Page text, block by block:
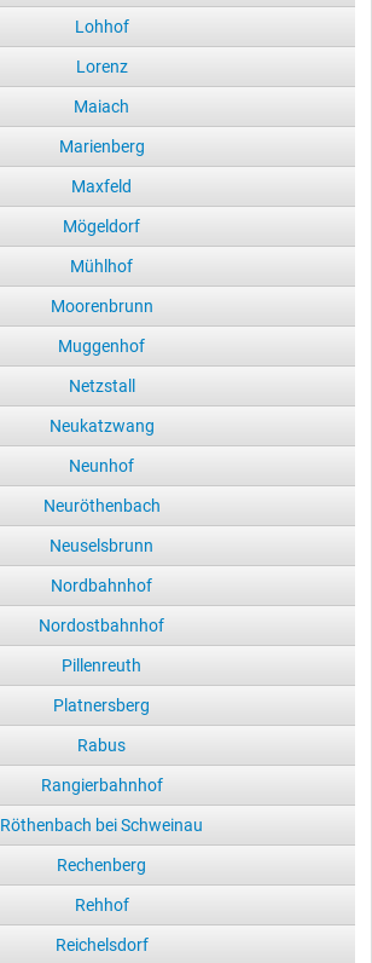
Lohhof
Lorenz
Maiach
Marienberg
Maxfeld
Mögeldorf
Mühlhof
Moorenbrunn
Muggenhof
Netzstall
Neukatzwang
Neunhof
Neuröthenbach
Neuselsbrunn
Nordbahnhof
Nordostbahnhof
Pillenreuth
Platnersberg
Rabus
Rangierbahnhof
Röthenbach bei Schweinau
Rechenberg
Rehhof
Reichelsdorf